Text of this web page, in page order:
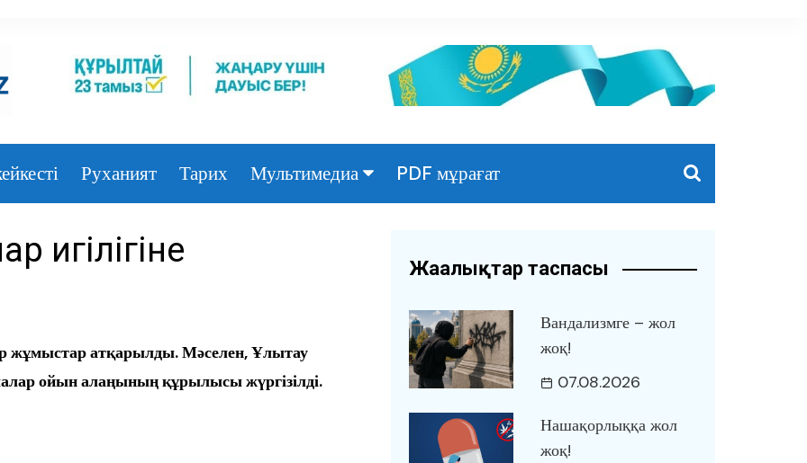
Руханият Тарих Мультимедиа PDF мұрағат
игілігіне
жұмыстар атқарылды. Мәселен, Ұлытау
ойын алаңының құрылысы жүргізілді.
Жаңалықтар таспасы
Вандализмге – жол
жоқ!
07.08.2026
Нашақорлыққа жол
жоқ!